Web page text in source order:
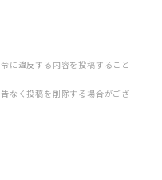
に違反する内容を投稿すること
なく投稿を削除する場合がござ